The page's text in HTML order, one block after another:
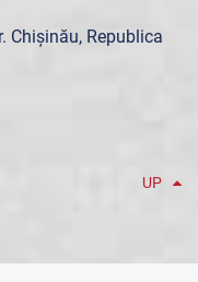
Chișinău, Republica
UP